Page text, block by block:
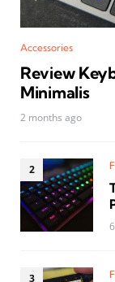
Accessories
Review
Minimalis
2 months ago